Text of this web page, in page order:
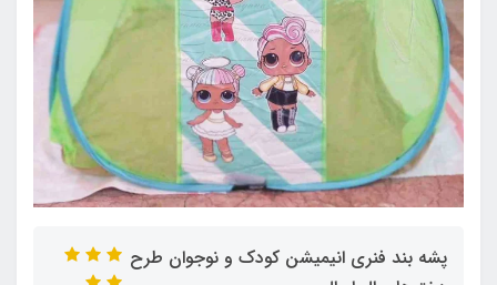
پشه‌ بند فنری انیمیشن کودک و نوجوان طرح